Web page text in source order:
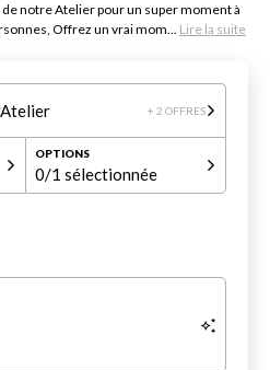
notre Atelier pour un super moment à
Offrez un vrai mom... Lire la suite
+ 2 OFFRES
OPTIONS
0/1 sélectionnée